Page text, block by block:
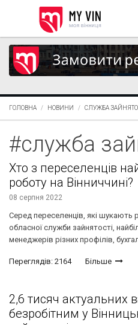
ГОЛОВНА НОВИНИ СЛУЖБА
#служба
Хто з переселенців
роботу на Вінниччині?
08 серпня 2022
Серед переселенців, які шукають
обласної служби зайнятості,
менеджерів різних профілів,
Переглядів: 2164 Більше
2,6 тисяч актуальних
безробітним у